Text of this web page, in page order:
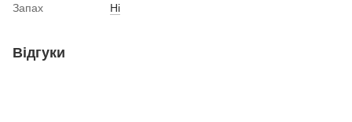
Запах
Ні
Відгуки